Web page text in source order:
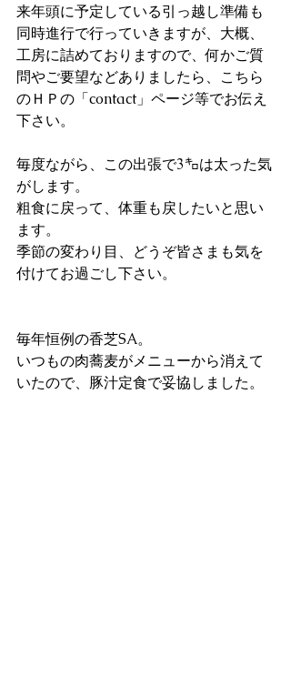
来年頭に予定している引っ越し準備も
同時進行で行っていきますが、大概、
工房に詰めておりますので、何かご質
問やご要望などありましたら、こちら
のＨＰの「contact」ページ等でお伝え
下さい。
毎度ながら、この出張で3㌔は太った気
がします。
粗食に戻って、体重も戻したいと思い
ます。
季節の変わり目、どうぞ皆さまも気を
付けてお過ごし下さい。
毎年恒例の香芝SA。
いつもの肉蕎麦がメニューから消えて
いたので、豚汁定食で妥協しました。